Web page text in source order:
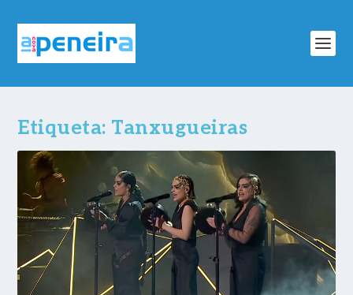
Etiqueta: Tanxugueiras